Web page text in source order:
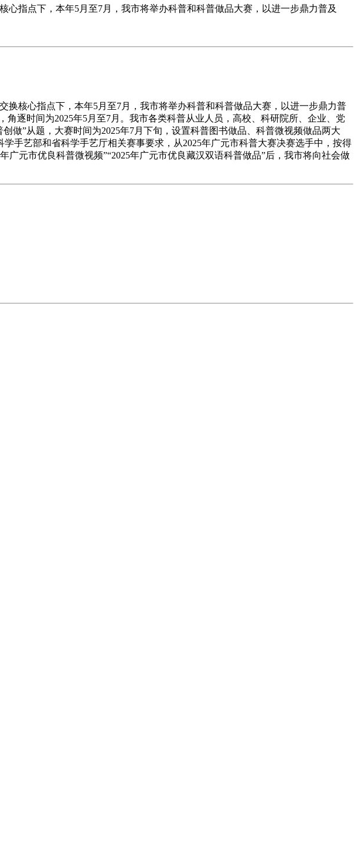
指点下，本年5月至7月，我市将举办科普和科普做品大赛，以进一步鼎力普及
核心指点下，本年5月至7月，我市将举办科普和科普做品大赛，以进一步鼎力普
逐时间为2025年5月至7月。我市各类科普从业人员，高校、科研院所、企业、党
做”从题，大赛时间为2025年7月下旬，设置科普图书做品、科普微视频做品两大
手艺部和省科学手艺厅相关赛事要求，从2025年广元市科普大赛决赛选手中，按得
元市优良科普微视频”“2025年广元市优良藏汉双语科普做品”后，我市将向社会做